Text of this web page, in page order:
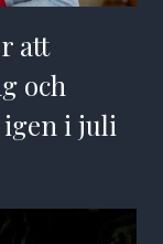
att
och
igen i juli